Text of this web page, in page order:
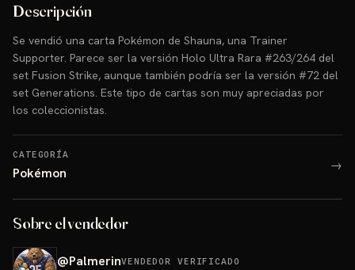
Descripción
Se vendió una carta Pokémon de Shauna, una Trainer
Supporter. Parece ser la versión Holo Ultra Rara #263/264 del
set Fusion Strike, aunque también podría ser la versión #72 del
set Generations. Este tipo de cartas son muy apreciadas por
los coleccionistas.
CATEGORÍA
Pokémon →
Sobre el vendedor
@PalmerinVENDEDOR VERIFICADO